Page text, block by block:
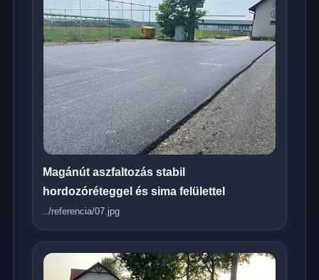
Magánút aszfaltozás stabil
hordozóréteggel és sima felülettel
../referencia/07.jpg